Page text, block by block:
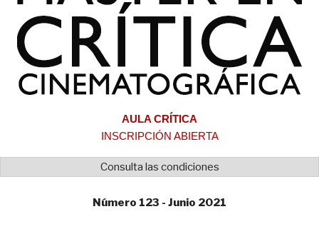
AULA CRÍTICA
INSCRIPCIÓN ABIERTA
Consulta las condiciones
Número 123 - Junio 2021